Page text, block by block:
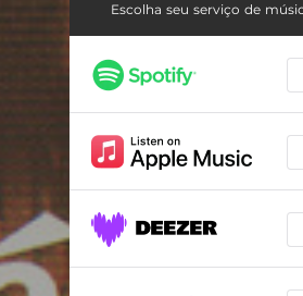
Fricotes de Viúva
Choro Triste No. 2
Valsa do Além
Tão Só
Pé na Cadeira
Escolha seu serviço de